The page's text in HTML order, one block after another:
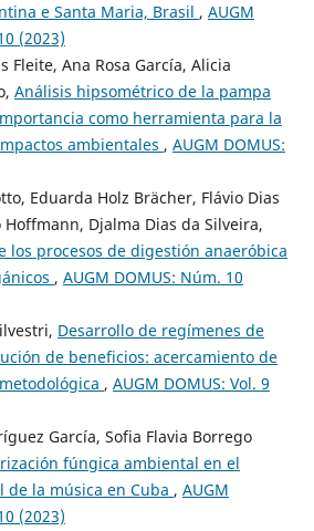
e Santa Maria, Brasil , AUGM
(2023)
Fleite, Ana Rosa García, Alicia
Análisis hipsométrico de la pampa
como herramienta para la
ambientales , AUGM DOMUS:
Eduarda Holz Brächer, Flávio Dias
Hoffmann, Djalma Dias da Silveira,
los procesos de digestión anaeróbica
, AUGM DOMUS: Núm. 10
Desarrollo de regímenes de
de beneficios: acercamiento de
, AUGM DOMUS: Vol. 9
García, Sofia Flavia Borrego
fúngica ambiental en el
de la música en Cuba , AUGM
(2023)